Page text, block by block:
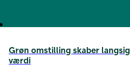
Grøn omstilling skaber
værdi